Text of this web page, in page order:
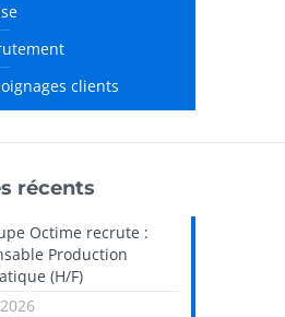
clients
récents
Octime recrute :
Production
(H/F)